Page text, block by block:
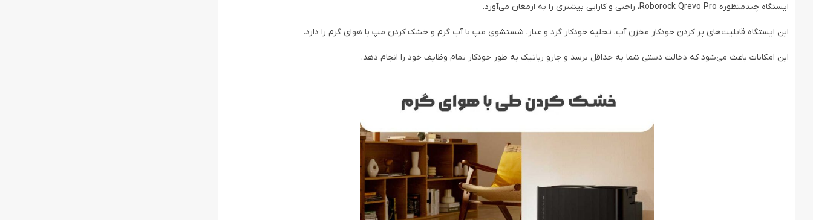
ایستگاه چندمنظوره Roborock Qrevo Pro، راحتی و کارایی بیشتری را به ارمغان می‌آورد.
این ایستگاه قابلیت‌های پر کردن خودکار مخزن آب، تخلیه خودکار گرد و غبار، شستشوی مپ با آب گرم و خشک کردن مپ با هوای گرم را دارد.
این امکانات باعث می‌شود که دخالت دستی شما به حداقل برسد و جارو رباتیک به طور خودکار تمام وظایف خود را انجام دهد.